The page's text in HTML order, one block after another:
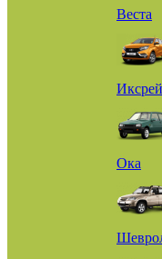
Веста
Иксрей
Ока